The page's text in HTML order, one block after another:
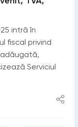
intră în
fiscal privind
Serviciul